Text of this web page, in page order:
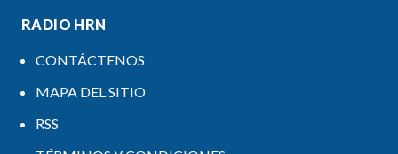
RADIO HRN
CONTÁCTENOS
MAPA DEL SITIO
RSS